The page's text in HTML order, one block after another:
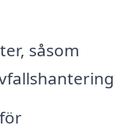
såsom